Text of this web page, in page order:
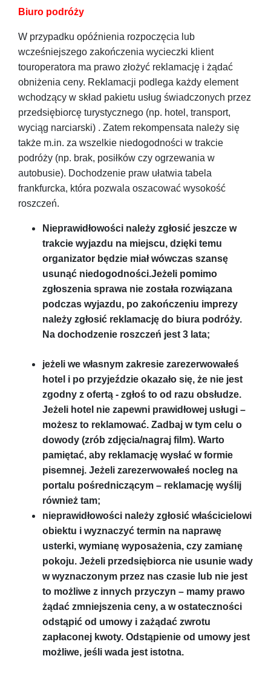
Biuro podróży
W przypadku opóźnienia rozpoczęcia lub
wcześniejszego zakończenia wycieczki klient
touroperatora ma prawo złożyć reklamację i żądać
obniżenia ceny. Reklamacji podlega każdy element
wchodzący w skład pakietu usług świadczonych przez
przedsiębiorcę turystycznego (np. hotel, transport,
wyciąg narciarski) . Zatem rekompensata należy się
także m.in. za wszelkie niedogodności w trakcie
podróży (np. brak, posiłków czy ogrzewania w
autobusie). Dochodzenie praw ułatwia tabela
frankfurcka, która pozwala oszacować wysokość
roszczeń.
Nieprawidłowości należy zgłosić jeszcze w
trakcie wyjazdu na miejscu, dzięki temu
organizator będzie miał wówczas szansę
usunąć niedogodności.Jeżeli pomimo
zgłoszenia sprawa nie została rozwiązana
podczas wyjazdu, po zakończeniu imprezy
należy zgłosić reklamację do biura podróży.
Na dochodzenie roszczeń jest 3 lata;
jeżeli we własnym zakresie zarezerwowałeś
hotel i po przyjeździe okazało się, że nie jest
zgodny z ofertą - zgłoś to od razu obsłudze.
Jeżeli hotel nie zapewni prawidłowej usługi –
możesz to reklamować. Zadbaj w tym celu o
dowody (zrób zdjęcia/nagraj film). Warto
pamiętać, aby reklamację wysłać w formie
pisemnej. Jeżeli zarezerwowałeś nocleg na
portalu pośredniczącym – reklamację wyślij
również tam;
nieprawidłowości należy zgłosić właścicielowi
obiektu i wyznaczyć termin na naprawę
usterki, wymianę wyposażenia, czy zamianę
pokoju. Jeżeli przedsiębiorca nie usunie wady
w wyznaczonym przez nas czasie lub nie jest
to możliwe z innych przyczyn – mamy prawo
żądać zmniejszenia ceny, a w ostateczności
odstąpić od umowy i zażądać zwrotu
zapłaconej kwoty. Odstąpienie od umowy jest
możliwe, jeśli wada jest istotna.